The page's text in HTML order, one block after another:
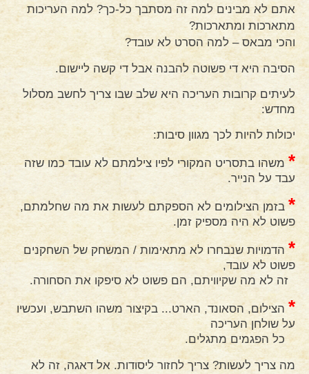
אתם לא מבינים למה זה מסתבך כל-כך? למה העריכות
מתארכות ומתארכות?
והכי מבאס – למה הסרט לא עובד?
הסיבה היא די פשוטה להבנה אבל די קשה ליישום.
לעיתים קרובות העריכה היא שלב שבו צריך לחשב מסלול
מחדש:
יכולות להיות לכך מגוון סיבות:
*משהו בתסריט המקורי לפיו צילמתם לא עובד כמו שזה
עבד על הנייר.
*בזמן הצילומים לא הספקתם לעשות את מה שחלמתם,
פשוט לא היה מספיק זמן.
* הדמויות שנבחרו לא מתאימות / המשחק של השחקנים
פשוט לא עובד,
זה לא מה שקיוויתם, הם פשוט לא סיפקו את הסחורה.
* הצילום, הסאונד, הארט... בקיצור משהו השתבש, ועכשיו
על שולחן העריכה
כל הפגמים מתגלים.
מה צריך לעשות? צריך לחזור ליסודות. אל דאגה, זה לא